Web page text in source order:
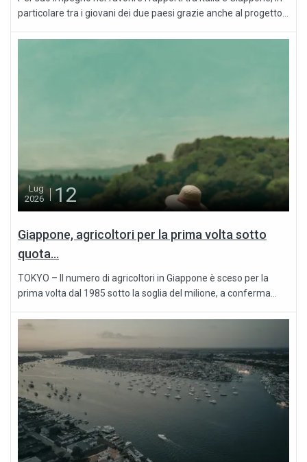
particolare tra i giovani dei due paesi grazie anche al progetto...
Lug
2026
12
Giappone, agricoltori per la prima volta sotto
quota...
TOKYO – Il numero di agricoltori in Giappone è sceso per la
prima volta dal 1985 sotto la soglia del milione, a conferma...